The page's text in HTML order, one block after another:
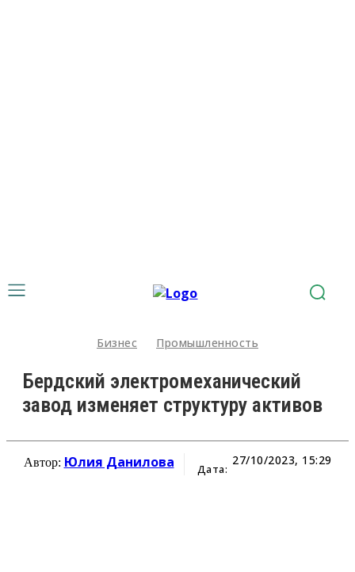
Бизнес Промышленность
Бердский электромеханический
завод изменяет структуру активов
Автор: Юлия Данилова Дата:
27/10/2023, 15:29